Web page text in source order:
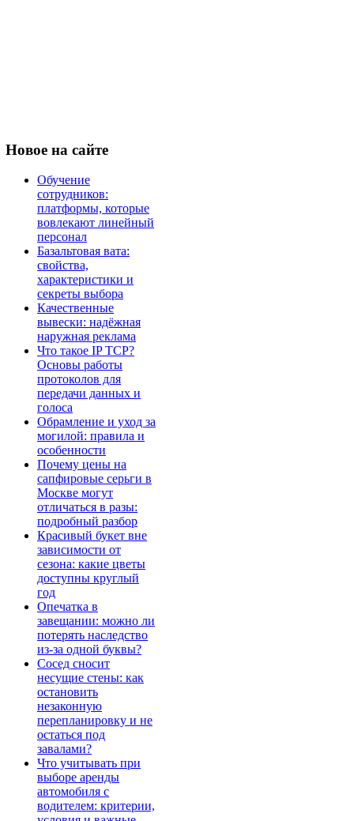
Новое на сайте
Обучение
сотрудников:
платформы, которые
вовлекают линейный
персонал
Базальтовая вата:
свойства,
характеристики и
секреты выбора
Качественные
вывески: надёжная
наружная реклама
Что такое IP TCP?
Основы работы
протоколов для
передачи данных и
голоса
Обрамление и уход за
могилой: правила и
особенности
Почему цены на
сапфировые серьги в
Москве могут
отличаться в разы:
подробный разбор
Красивый букет вне
зависимости от
сезона: какие цветы
доступны круглый
год
Опечатка в
завещании: можно ли
потерять наследство
из-за одной буквы?
Сосед сносит
несущие стены: как
остановить
незаконную
перепланировку и не
остаться под
завалами?
Что учитывать при
выборе аренды
автомобиля с
водителем: критерии,